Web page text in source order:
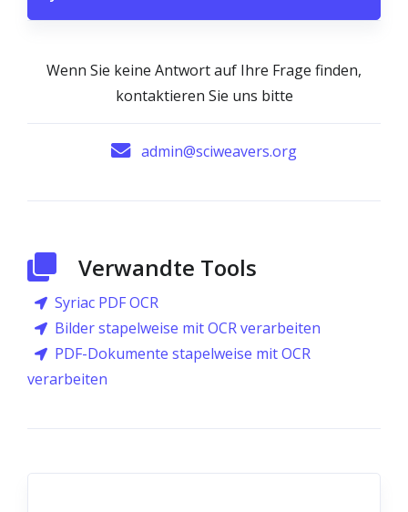
Wenn Sie keine Antwort auf Ihre Frage finden,
kontaktieren Sie uns bitte
admin@sciweavers.org
Verwandte Tools
Syriac PDF OCR
Bilder stapelweise mit OCR verarbeiten
PDF-Dokumente stapelweise mit OCR
verarbeiten